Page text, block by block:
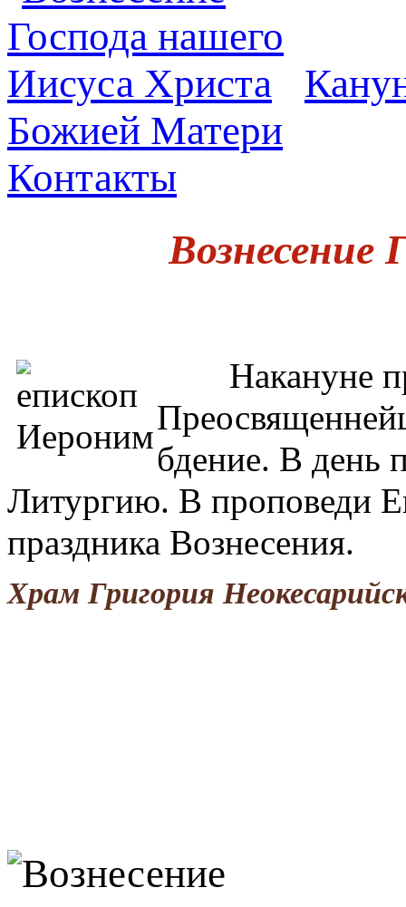
Божией Матери
Контакты
Вознесение
Накануне
бдение. В день
Литургию. В проповеди
праздника Вознесения.
Храм Григория